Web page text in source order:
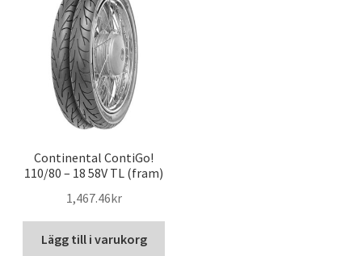
Continental ContiGo!
110/80 – 18 58V TL (fram)
1,467.46kr
Lägg till i varukorg